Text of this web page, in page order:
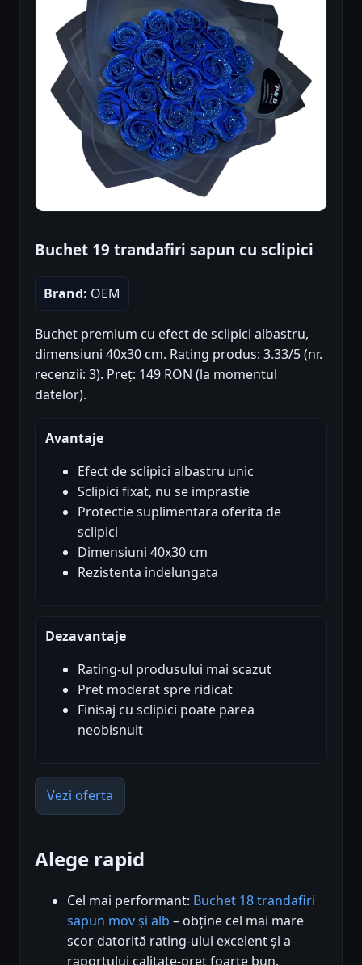
Buchet 19 trandafiri sapun cu sclipici
Brand: OEM
Buchet premium cu efect de sclipici albastru,
dimensiuni 40x30 cm. Rating produs: 3.33/5 (nr.
recenzii: 3). Preț: 149 RON (la momentul
datelor).
Avantaje
Efect de sclipici albastru unic
Sclipici fixat, nu se imprastie
Protectie suplimentara oferita de
sclipici
Dimensiuni 40x30 cm
Rezistenta indelungata
Dezavantaje
Rating-ul produsului mai scazut
Pret moderat spre ridicat
Finisaj cu sclipici poate parea
neobisnuit
Vezi oferta
Alege rapid
Cel mai performant: Buchet 18 trandafiri
sapun mov și alb – obține cel mai mare
scor datorită rating-ului excelent și a
raportului calitate-preț foarte bun.